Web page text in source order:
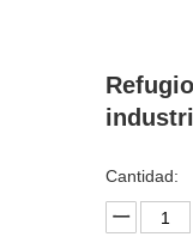
Cantidad: